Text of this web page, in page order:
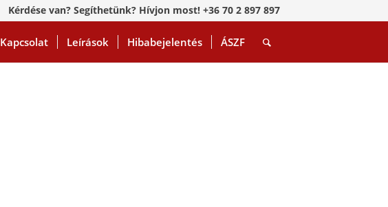
Kérdése van? Segíthetünk? Hívjon most! +36 70 2 897 897
Kapcsolat Leírások Hibabejelentés ÁSZF